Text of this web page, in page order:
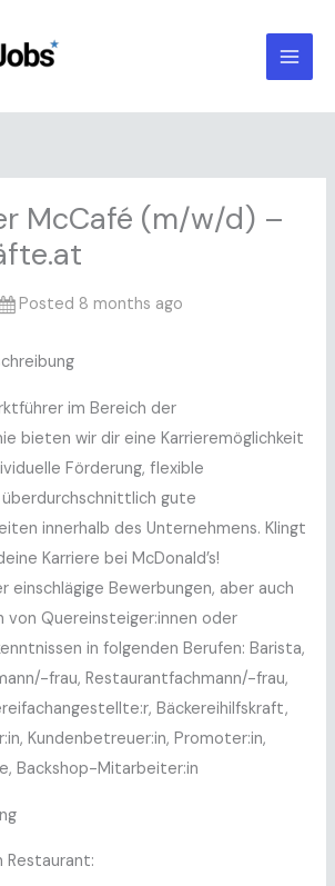
McCafé (m/w/d) –
Posted 8 months ago
im Bereich der
bieten wir dir eine Karrieremöglichkeit
Förderung, flexible
gute
innerhalb des Unternehmens. Klingt
Karriere bei McDonald’s!
einschlägige Bewerbungen, aber auch
von Quereinsteiger:innen oder
in folgenden Berufen: Barista,
frau, Restaurantfachmann/-frau,
Bäckereihilfskraft,
Kundenbetreuer:in, Promoter:in,
Backshop-Mitarbeiter:in
Restaurant: